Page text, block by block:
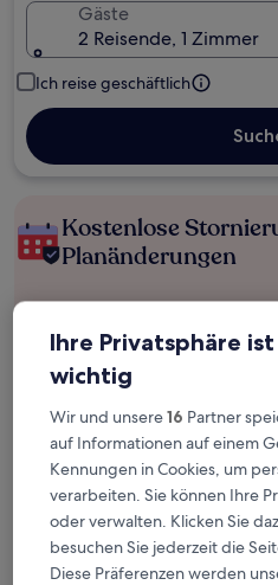
Gäste
2 Reisende, 1 Zimmer
Ich reise geschäftlich
Kostenlose
Planänderungen
wahrgenommene
Mehr sparen mit
Überprüfe die Preise
Nächstes Wochenende
14. Aug. - 16. Aug.
Ihre Privatsphäre ist
wichtig
Wir und unsere16 Partner
auf Informationen auf einem
Kennungen in Cookies, um
verarbeiten. Sie können Ihre
oder verwalten. Klicken Sie
besuchen Sie jederzeit die
Diese Präferenzen werden